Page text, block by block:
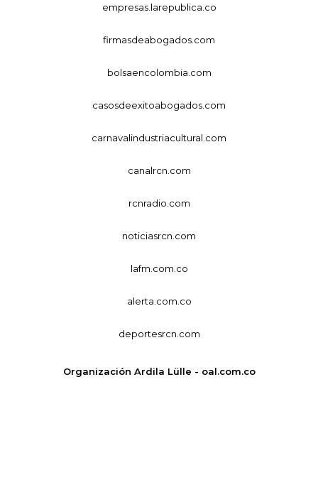
empresas.larepublica.co
firmasdeabogados.com
bolsaencolombia.com
casosdeexitoabogados.com
carnavalindustriacultural.com
canalrcn.com
rcnradio.com
noticiasrcn.com
lafm.com.co
alerta.com.co
deportesrcn.com
Organización Ardila Lülle - oal.com.co